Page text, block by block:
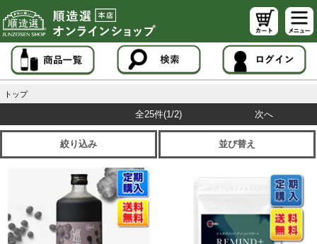
トップ
全25件(1/2) 次へ
絞り込み 並び替え